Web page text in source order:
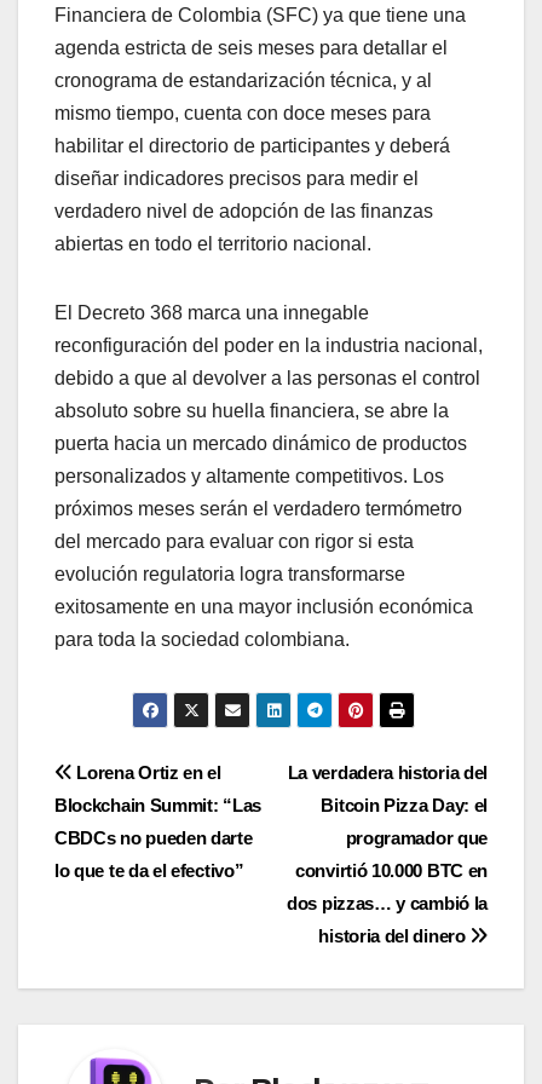
Financiera de Colombia (SFC) ya que tiene una
agenda estricta de seis meses para detallar el
cronograma de estandarización técnica, y al
mismo tiempo, cuenta con doce meses para
habilitar el directorio de participantes y deberá
diseñar indicadores precisos para medir el
verdadero nivel de adopción de las finanzas
abiertas en todo el territorio nacional.
El Decreto 368 marca una innegable
reconfiguración del poder en la industria nacional,
debido a que al devolver a las personas el control
absoluto sobre su huella financiera, se abre la
puerta hacia un mercado dinámico de productos
personalizados y altamente competitivos. Los
próximos meses serán el verdadero termómetro
del mercado para evaluar con rigor si esta
evolución regulatoria logra transformarse
exitosamente en una mayor inclusión económica
para toda la sociedad colombiana.
Navegación
de
entradas
La verdadera historia del
Bitcoin Pizza Day: el
programador que
convirtió 10.000 BTC en
dos pizzas… y cambió la
historia del dinero
Lorena Ortiz en el
Blockchain Summit: “Las
CBDCs no pueden darte
lo que te da el efectivo”